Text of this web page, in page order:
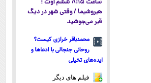
ساعت ۸:۱۵ ششم اوت ؛
هیروشیما / وقتی شهر در دیگ
قیر می‌جوشید
محمدباقر خرازی کیست؟
روحانی جنجالی با ادعاها و
ایده‌های تخیلی
فیلم های دیگر